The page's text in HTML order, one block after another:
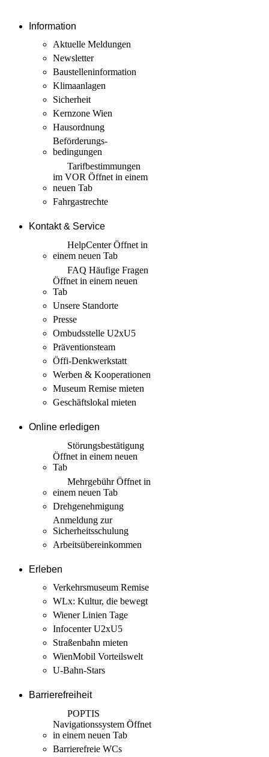
Information
Aktuelle Meldungen
Newsletter
Baustellen­information
Klimaanlagen
Sicherheit
Kernzone Wien
Hausordnung
Beförderungs­
bedingungen
Tarif­bestimmungen
im VOR Öffnet in einem
neuen Tab
Fahrgastrechte
Kontakt & Service
HelpCenterÖffnet in
einem neuen Tab
FAQ Häufige Fragen
Öffnet in einem neuen
Tab
Unsere Standorte
Presse
Ombudsstelle U2xU5
Präventionsteam
Öffi-Denkwerkstatt
Werben & Kooperationen
Museum Remise mieten
Geschäftslokal mieten
Online erledigen
Störungs­bestätigung
Öffnet in einem neuen
Tab
MehrgebührÖffnet in
einem neuen Tab
Drehgenehmigung
Anmeldung zur
Sicherheits­schulung
Arbeits­übereinkommen
Erleben
Verkehrsmuseum Remise
WLx: Kultur, die bewegt
Wiener Linien Tage
Infocenter U2xU5
Straßenbahn mieten
WienMobil Vorteilswelt
U-Bahn-Stars
Barrierefreiheit
POPTIS
Navigationssystem Öffnet
in einem neuen Tab
Barrierefreie WCs